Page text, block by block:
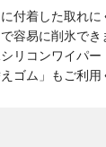
ぐ無料相談
付着した取れに
容易に削氷でき
リコンワイパー
ゴム」もご利用